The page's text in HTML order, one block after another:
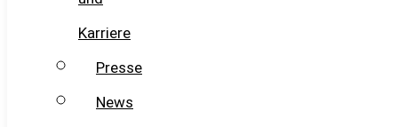
Karriere
Presse
News